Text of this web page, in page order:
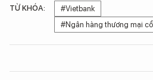
TỪ KHÓA:
#Vietbank
#Ngân hàng thương mại